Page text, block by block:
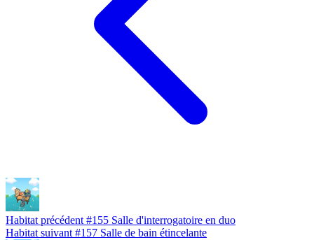
Habitat précédent #155 Salle d'interrogatoire en duo
Habitat suivant #157 Salle de bain étincelante